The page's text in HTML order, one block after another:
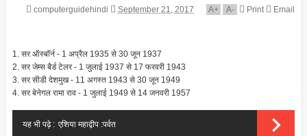
computerguidehindi September 21, 2017 A+ A- Print Email
1. सर ऑस्बॉर्न - 1 अप्रैल 1935 से 30 जून 1937
2. सर जेम्स बैर्ड टेलर - 1 जुलाई 1937 से 17 फरवरी 1943
3. सर सीडी देशमुख - 11 अगस्त 1943 से 30 जून 1949
4. सर बेनेगल रामा राव - 1 जुलाई 1949 से 14 जनवरी 1957
यह भी पढ़े : एशिया महाद्वीप :पर्वत